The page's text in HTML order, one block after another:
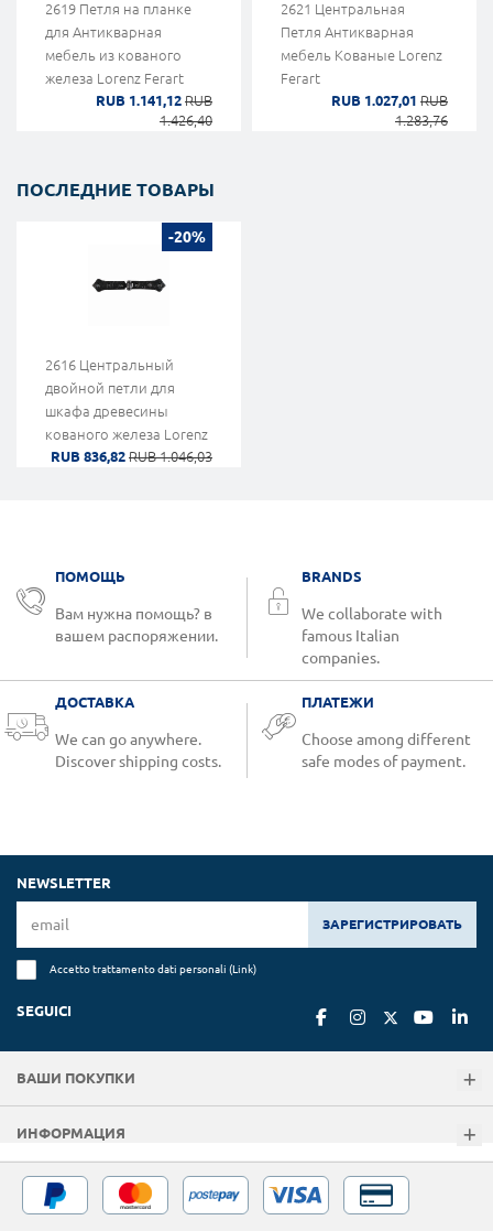
2619 Петля на планке
для Антикварная
мебель из кованого
железа Lorenz Ferart
RUB 1.141,12 RUB
1.426,40
2621 Центральная
Петля Антикварная
мебель Кованые Lorenz
Ferart
RUB 1.027,01 RUB
1.283,76
ПОСЛЕДНИЕ ТОВАРЫ
-20%
2616 Центральный
двойной петли для
шкафа древесины
кованого железа Lorenz
Ferart
RUB 836,82 RUB 1.046,03
ПОМОЩЬ
Вам нужна помощь? в
вашем распоряжении.
BRANDS
We collaborate with
famous Italian
companies.
ДОСТАВКА
We can go anywhere.
Discover shipping costs.
ПЛАТЕЖИ
Choose among different
safe modes of payment.
NEWSLETTER
ЗАРЕГИСТРИРОВАТЬ
Accetto trattamento dati personali (Link)
SEGUICI
ВАШИ ПОКУПКИ
ИНФОРМАЦИЯ